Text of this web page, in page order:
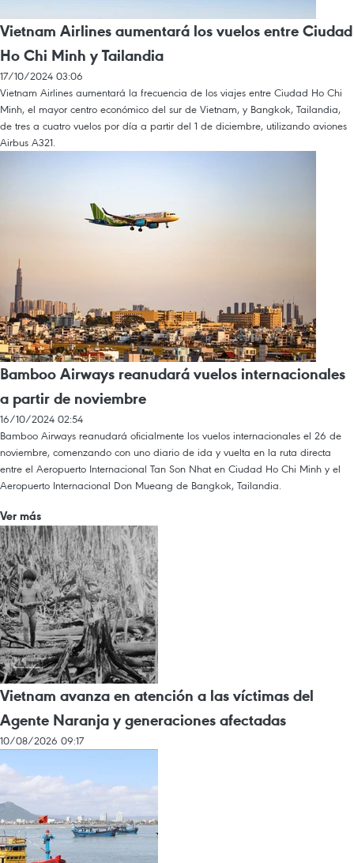
Vietnam Airlines aumentará los vuelos entre Ciudad
Ho Chi Minh y Tailandia
17/10/2024 03:06
Vietnam Airlines aumentará la frecuencia de los viajes entre Ciudad Ho Chi
Minh, el mayor centro económico del sur de Vietnam, y Bangkok, Tailandia,
de tres a cuatro vuelos por día a partir del 1 de diciembre, utilizando aviones
Airbus A321.
Bamboo Airways reanudará vuelos internacionales
a partir de noviembre
16/10/2024 02:54
Bamboo Airways reanudará oficialmente los vuelos internacionales el 26 de
noviembre, comenzando con uno diario de ida y vuelta en la ruta directa
entre el Aeropuerto Internacional Tan Son Nhat en Ciudad Ho Chi Minh y el
Aeropuerto Internacional Don Mueang de Bangkok, Tailandia.
Ver más
Vietnam avanza en atención a las víctimas del
Agente Naranja y generaciones afectadas
10/08/2026 09:17